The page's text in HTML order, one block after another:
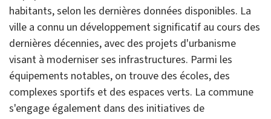
habitants, selon les dernières données disponibles. La
ville a connu un développement significatif au cours des
dernières décennies, avec des projets d'urbanisme
visant à moderniser ses infrastructures. Parmi les
équipements notables, on trouve des écoles, des
complexes sportifs et des espaces verts. La commune
s'engage également dans des initiatives de